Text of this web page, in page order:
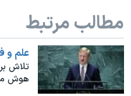
نرگس محمدی برنده جایزه نوبل
همایش محافظه‌کاران آمریکا
صفحه‌های ویژه
سفر پرزیدنت ترامپ به چین
مطالب مرتبط
علم و
تلاش
هوش